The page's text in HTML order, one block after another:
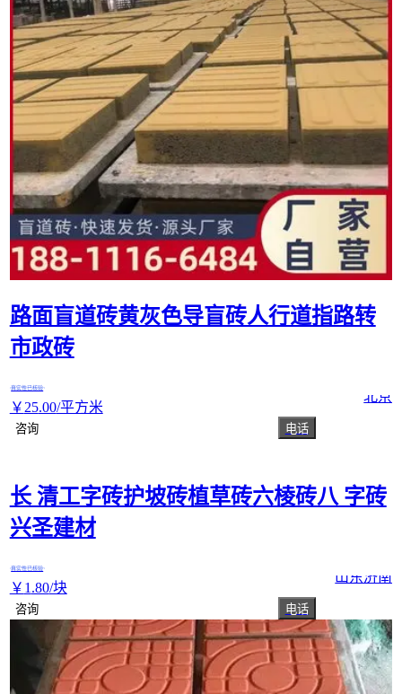
路面盲道砖黄灰色导盲砖人行道指路转
市政砖
真实性已核验
￥ 25.00/平方米
北京
咨询 电话
长 清工字砖护坡砖植草砖六棱砖八 字砖
兴圣建材
真实性已核验
￥ 1 .80/块
山东济南
咨询 电话